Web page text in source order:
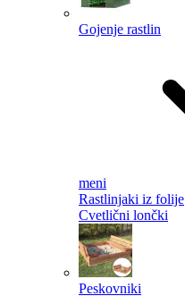
Gojenje rastlin
meni
Rastlinjaki iz folije
Cvetlični lončki
Peskovniki